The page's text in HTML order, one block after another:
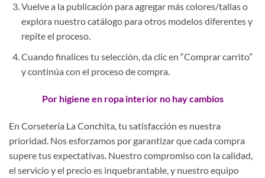
Vuelve a la publicación para agregar más colores/tallas o
explora nuestro catálogo para otros modelos diferentes y
repite el proceso.
Cuando finalices tu selección, da clic en “Comprar carrito”
y continúa con el proceso de compra.
Por higiene en ropa interior no hay cambios
En Corsetería La Conchita, tu satisfacción es nuestra
prioridad. Nos esforzamos por garantizar que cada compra
supere tus expectativas. Nuestro compromiso con la calidad,
el servicio y el precio es inquebrantable, y nuestro equipo